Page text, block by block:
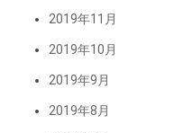
2019年11月
2019年10月
2019年9月
2019年8月